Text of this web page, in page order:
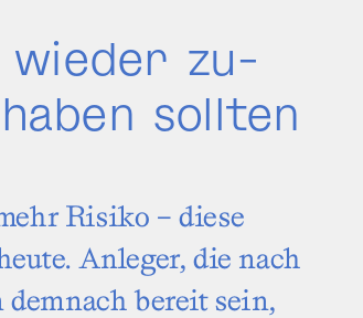
wieder zu­
sollten
Risiko – diese
Anleger, die nach
demnach bereit sein,